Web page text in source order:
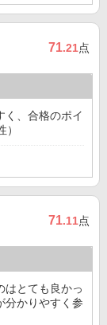
71.21点
く、合格のポイ
71.11点
はとても良かっ
分かりやすく参